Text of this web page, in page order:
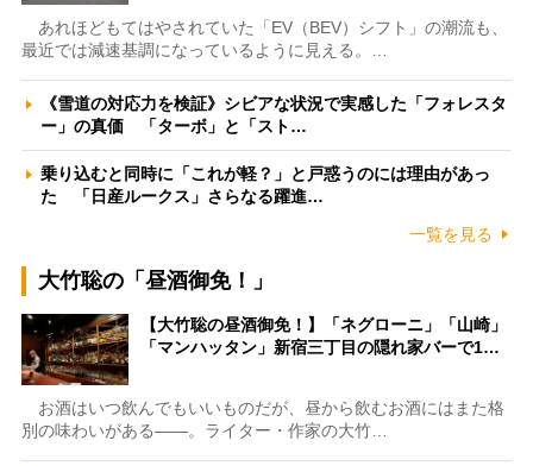
あれほどもてはやされていた「EV（BEV）シフト」の潮流も、
最近では減速基調になっているように見える。…
《雪道の対応力を検証》シビアな状況で実感した「フォレスタ
ー」の真価 「ターボ」と「スト…
乗り込むと同時に「これが軽？」と戸惑うのには理由があっ
た 「日産ルークス」さらなる躍進…
一覧を見る
大竹聡の「昼酒御免！」
【大竹聡の昼酒御免！】「ネグローニ」「山崎」
「マンハッタン」新宿三丁目の隠れ家バーで1…
お酒はいつ飲んでもいいものだが、昼から飲むお酒にはまた格
別の味わいがある――。ライター・作家の大竹…